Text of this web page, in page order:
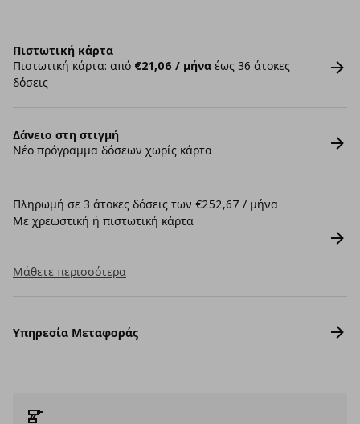
Πιστωτική κάρτα
Πιστωτική κάρτα: από €21,06 / μήνα έως 36 άτοκες
δόσεις
Δάνειο στη στιγμή
Νέο πρόγραμμα δόσεων χωρίς κάρτα
Πληρωμή σε 3 άτοκες δόσεις των €252,67 / μήνα
Με χρεωστική ή πιστωτική κάρτα
Μάθετε περισσότερα
Υπηρεσία Μεταφοράς